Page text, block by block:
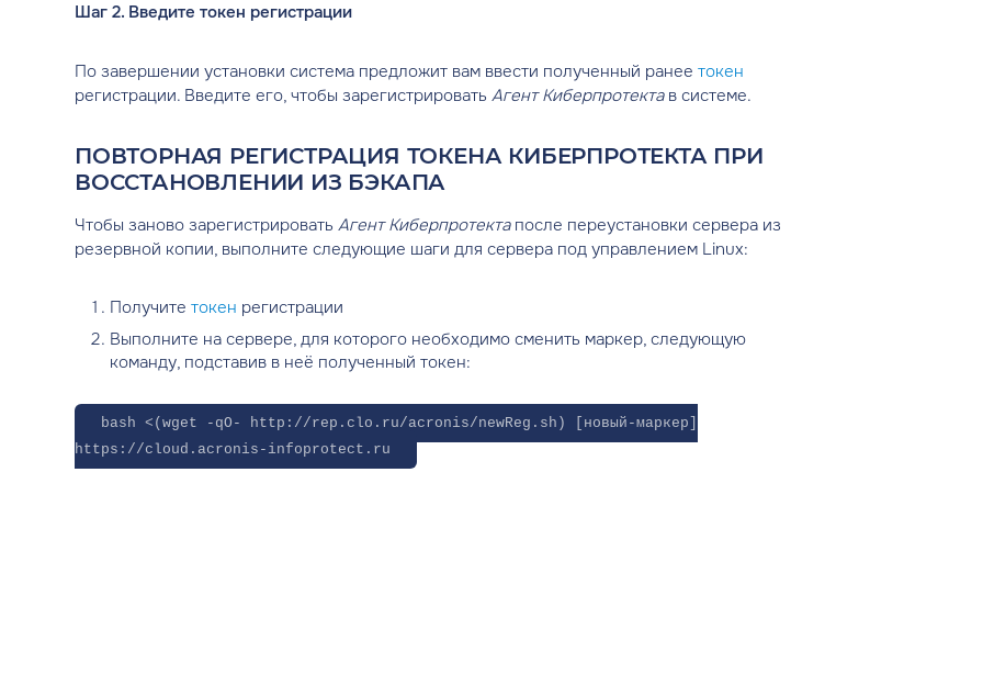
Шаг 2. Введите токен регистрации
По завершении установки система предложит вам ввести полученный ранее токен
регистрации. Введите его, чтобы зарегистрировать Агент Киберпротектав системе.
ПОВТОРНАЯ РЕГИСТРАЦИЯ ТОКЕНА КИБЕРПРОТЕКТА ПРИ
ВОССТАНОВЛЕНИИ ИЗ БЭКАПА
Чтобы заново зарегистрировать Агент Киберпротектапосле переустановки сервера из
резервной копии, выполните следующие шаги для сервера под управлением Linux:
Получите токен регистрации
Выполните на сервере, для которого необходимо сменить маркер, следующую
команду, подставив в неё полученный токен:
bash <(wget -qO- http://rep.clo.ru/acronis/newReg.sh) [новый-маркер]
https://cloud.acronis-infoprotect.ru